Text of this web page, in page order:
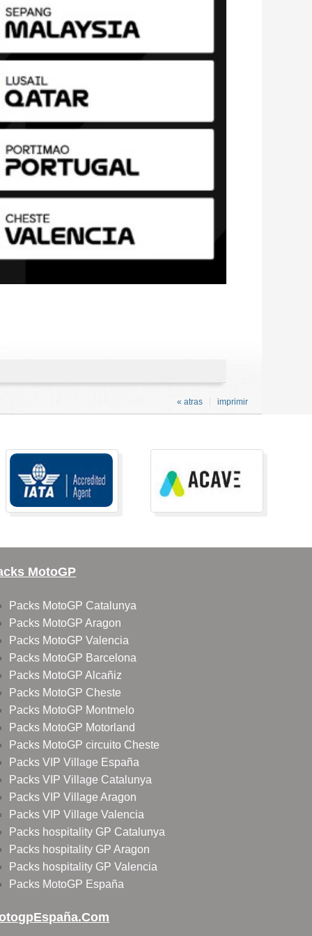
imprimir
« atras
MotoGP
Packs MotoGP Catalunya
Packs MotoGP Aragon
Packs MotoGP Valencia
Packs MotoGP Barcelona
Packs MotoGP Alcañiz
Packs MotoGP Cheste
Packs MotoGP Montmelo
Packs MotoGP Motorland
Packs MotoGP circuito Cheste
Packs VIP Village España
Packs VIP Village Catalunya
Packs VIP Village Aragon
Packs VIP Village Valencia
Packs hospitality GP Catalunya
Packs hospitality GP Aragon
Packs hospitality GP Valencia
Packs MotoGP España